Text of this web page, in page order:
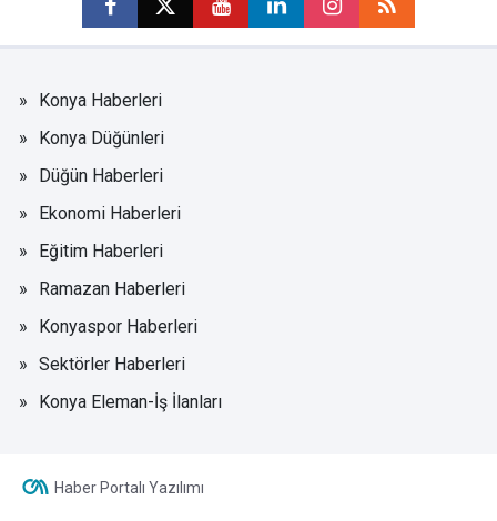
Konya Haberleri
Konya Düğünleri
Düğün Haberleri
Ekonomi Haberleri
Eğitim Haberleri
Ramazan Haberleri
Konyaspor Haberleri
Sektörler Haberleri
Konya Eleman-İş İlanları
Haber Portalı Yazılımı